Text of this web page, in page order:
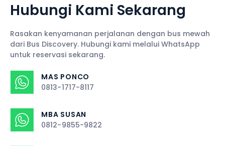
Hubungi Kami Sekarang
Rasakan kenyamanan perjalanan dengan bus mewah
dari Bus Discovery. Hubungi kami melalui WhatsApp
untuk reservasi sekarang.
MAS PONCO
0813-1717-8117
MBA SUSAN
0812-9855-9822